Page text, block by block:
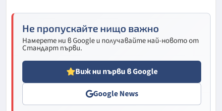
Не пропускайте нищо важно
Намерете ни в Google и получавайте най-новото от
Стандарт първи.
Виж ни първи в Google
Google News